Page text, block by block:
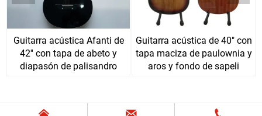
Guitarra acústica Afanti de
42'' con tapa de abeto y
diapasón de palisandro
Guitarra acústica de 40" con
tapa maciza de paulownia y
aros y fondo de sapeli